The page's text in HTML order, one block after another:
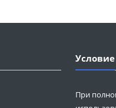
Условие
При